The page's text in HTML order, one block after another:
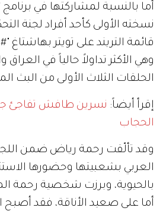
أما بالنسبة لمشاركتها في
نسخته الأولى كأحد أفراد لجنة
قائمة التريند على تويتر
وهي الأكثر تداولاً حالياً في
الحلقات الثلاث الأولى من البث
إقرأ أيضاً: نسرين طافش تفاجئ
الحجاب
وقد تألّقت رحمة رياض ضمن
العربي بشعبيتها وحضورها
بالحيوية، وبرزت شخصية رحمة
أما على صعيد الأناقة، فقد أصبح